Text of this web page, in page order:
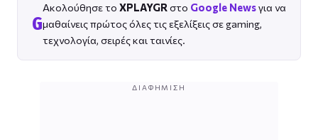
G
Ακολούθησε το XPLAYGR στο Google Newsγια να
μαθαίνεις πρώτος όλες τις εξελίξεις σε gaming,
τεχνολογία, σειρές και ταινίες.
ΔΙΑΦΉΜΙΣΗ